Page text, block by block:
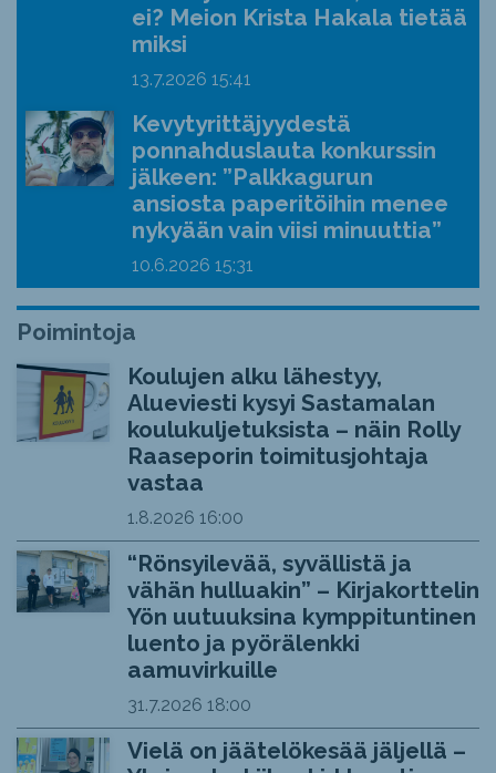
ei? Meion Krista Hakala tietää
miksi
13.7.2026 15:41
Kevytyrittäjyydestä
ponnahduslauta konkurssin
jälkeen: ”Palkkagurun
ansiosta paperitöihin menee
nykyään vain viisi minuuttia”
10.6.2026 15:31
Poimintoja
Koulujen alku lähestyy,
Alueviesti kysyi Sastamalan
koulukuljetuksista – näin Rolly
Raaseporin toimitusjohtaja
vastaa
1.8.2026 16:00
“Rönsyilevää, syvällistä ja
vähän hulluakin” – Kirjakorttelin
Yön uutuuksina kymppituntinen
luento ja pyörälenkki
aamuvirkuille
31.7.2026 18:00
Vielä on jäätelökesää jäljellä –